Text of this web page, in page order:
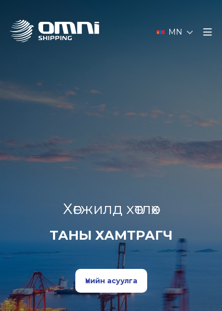
MN
Хөгжилд хөтлөх
ТАНЫ ХАМТРАГЧ
Үнийн асуулга